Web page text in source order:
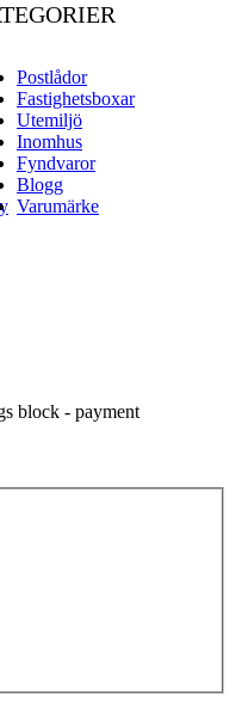
Postlådor
Fastighetsboxar
Utemiljö
Inomhus
Fyndvaror
Blogg
Varumärke